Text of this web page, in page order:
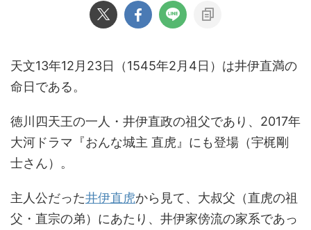
天文13年12月23日（1545年2月4日）は井伊直満の
命日である。
徳川四天王の一人・井伊直政の祖父であり、2017年
大河ドラマ『おんな城主 直虎』にも登場（宇梶剛
士さん）。
主人公だった井伊直虎から見て、大叔父（直虎の祖
父・直宗の弟）にあたり、井伊家傍流の家系であっ